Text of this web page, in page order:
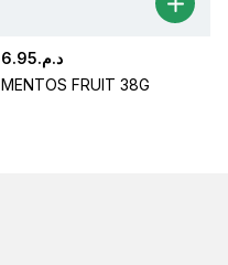
د.م.6.95
MENTOS FRUIT 38G